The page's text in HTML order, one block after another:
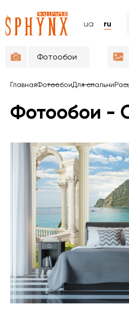
ua ru
Фотообои
ГлавнаяФотообоиДля спальни
Фотообои -